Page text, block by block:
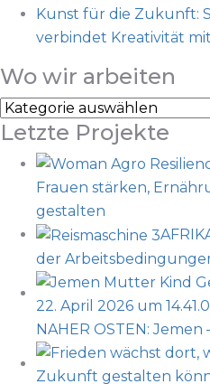
Kunst für die Zukunft:
verbindet Kreativität
Wo wir arbeiten
Wo
wir
arbeiten
Letzte Projekte
Frauen stärken,
gestalten
der
NAHER OSTEN: Jemen